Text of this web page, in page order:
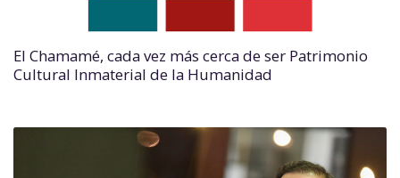
El Chamamé, cada vez más cerca de ser Patrimonio
Cultural Inmaterial de la Humanidad